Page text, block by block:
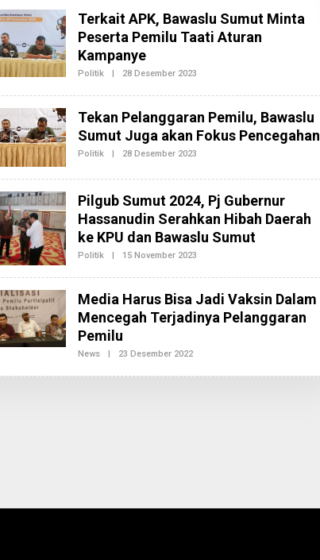
R
E
D
S
2
Terkait APK, Bawaslu Sumut Minta
Peserta Pemilu Taati Aturan
Kampanye
Politik | 28 Desember 2023
E
R
E
D
2
Tekan Pelanggaran Pemilu, Bawaslu
Sumut Juga akan Fokus Pencegahan
Politik | 28 Desember 2023
R
E
D
A
K
2
Pilgub Sumut 2024, Pj Gubernur
Hassanudin Serahkan Hibah Daerah
ke KPU dan Bawaslu Sumut
Politik | 15 November 2023
E
R
D
2
Media Harus Bisa Jadi Vaksin Dalam
Mencegah Terjadinya Pelanggaran
Pemilu
News | 23 Desember 2022O
E